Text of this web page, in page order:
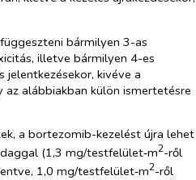
bármilyen 3-as
illetve bármilyen 4-es
kivéve a
alábbiakban külön ismertetésre
a bortezomib-kezelést újra lehet
(1,3 mg/testfelület‑m2-ről
1,0 mg/testfelület‑m2-ről